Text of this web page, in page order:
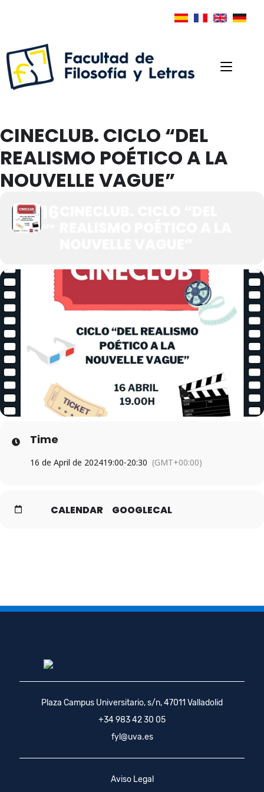
CINECLUB. CICLO “DEL
REALISMO POÉTICO A LA
NOUVELLE VAGUE”
Time
16 de April de 202419:00-20:30 (GMT+00:00)
CALENDAR GOOGLECAL
Plaza Campus Universitario, s/n, 47011 Valladolid
+34 983 42 30 05
fyl@uva.es
Aviso Legal